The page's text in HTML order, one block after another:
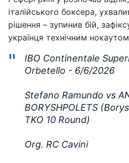
італійського боксера,
рішення – зупинив бій,
українця технічним
IBO Continentale
Orbetello - 6/6/2026
Stefano Ramundo vs
BORYSHPOLETS
TKO 10 Round)
Org. RC Cavini